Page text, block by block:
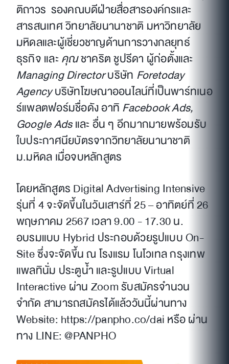
ติถาวร รองคณบดีฝ่ายสื่อสารองค์กรและ
สารสนเทศ วิทยาลัยนานาชาติ มหาวิทยาลัย
มหิดลและผู้เชี่ยวชาญด้านการวางกลยุทธ์
ธุรกิจ และคุณชาคริต ชูปรีดา ผู้ก่อตั้งและ
Managing Directorบริษัท Foretoday
Agencyบริษัทโฆษณาออนไลน์ที่เป็นพาร์ทเนอ
ร์แพลตฟอร์มชื่อดัง อาทิFacebook Ads,
Google Adsและ อื่น ๆ อีกมากมายพร้อมรับ
ใบประกาศนียบัตรจากวิทยาลัยนานาชาติ
ม.มหิดล เมื่อจบหลักสูตร
โดยหลักสูตร Digital Advertising Intensive
รุ่นที่ 4 จะจัดขึ้นในวันเสาร์ที่ 25 – อาทิตย์ที่ 26
พฤษภาคม 2567 เวลา 9.00 - 17.30 น.
อบรมแบบ Hybrid ประกอบด้วยรูปแบบ On-
Site ซึ่งจะจัดขึ้น ณ โรงแรม โนโวเทล กรุงเทพ
แพลทินั่ม ประตูน้ำ และรูปแบบ Virtual
Interactive ผ่าน Zoom รับสมัครจำนวน
จำกัด สามารถสมัครได้แล้ววันนี้ผ่านทาง
Website: https://panpho.co/dai หรือ ผ่าน
ทาง LINE: @PANPHO